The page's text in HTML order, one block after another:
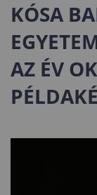
KÓSA
AZ ÉV